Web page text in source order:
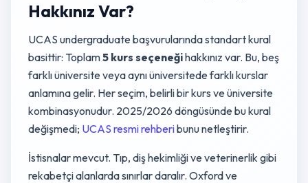
Hakkınız Var?
UCAS undergraduate başvurularında standart kural
basittir: Toplam5 kurs seçeneğihakkınız var. Bu, beş
farklı üniversite veya aynı üniversitede farklı kurslar
anlamına gelir. Her seçim, belirli bir kurs ve üniversite
kombinasyonudur. 2025/2026 döngüsünde bu kural
değişmedi; UCAS resmi rehberibunu netleştirir.
İstisnalar mevcut. Tıp, diş hekimliği ve veterinerlik gibi
rekabetçi alanlarda sınırlar daralır. Oxford ve